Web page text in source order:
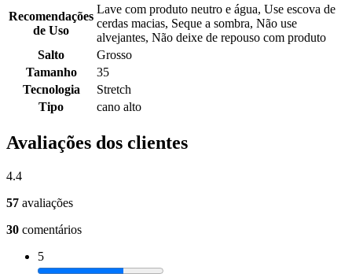
Recomendações
de Uso
Lave com produto neutro e água, Use escova de
cerdas macias, Seque a sombra, Não use
alvejantes, Não deixe de repouso com produto
Salto
Grosso
Tamanho
35
Tecnologia
Stretch
Tipo
cano alto
Avaliações dos clientes
4.4
57 avaliações
30 comentários
5